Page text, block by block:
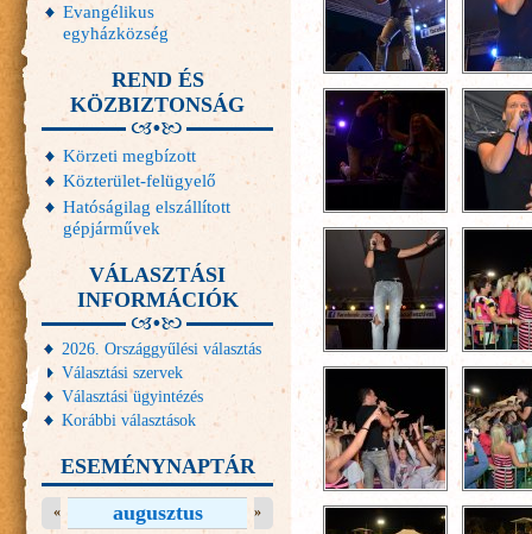
Evangélikus
egyházközség
REND ÉS
KÖZBIZTONSÁG
Körzeti megbízott
Közterület-felügyelő
Hatóságilag elszállított
gépjárművek
VÁLASZTÁSI
INFORMÁCIÓK
2026. Országgyűlési választás
Választási szervek
Választási ügyintézés
Korábbi választások
ESEMÉNYNAPTÁR
augusztus
« »